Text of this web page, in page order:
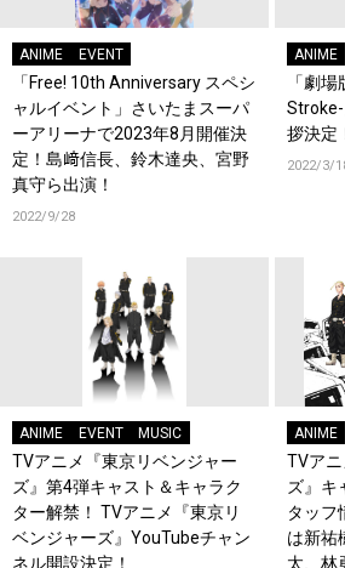
ANIME EVENT
「Free! 10th Anniversary スペシ
ャルイベント」さいたまスーパ
ーアリーナで2023年8月開催決
定！島﨑信長、鈴木達央、宮野
真守ら出演！
2022/9/28
ANIME
「劇
拶決定
2022/3/
ANIME EVENT MUSIC
TVアニメ『東京リベンジャー
ズ』第4弾キャスト＆キャラク
ター解禁！ TVアニメ『東京リ
ベンジャーズ』YouTubeチャン
ネル開設決定！
ANIME
TVア
ズ』キ
タッフ
は新祐
太、林